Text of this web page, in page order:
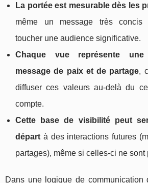
La portée est mesurable dès les
même un message très concis
toucher une audience significative.
Chaque vue représente
message de paix et de partage,
diffuser ces valeurs au-delà du
compte.
Cette base de visibilité peut
départ à des interactions futures
partages), même si celles-ci ne
Dans une logique de communication